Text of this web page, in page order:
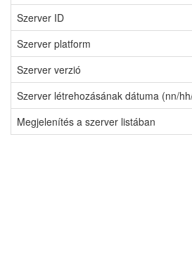
Szerver ID
Szerver platform
Szerver verzió
Szerver létrehozásának dátuma (nn/
Megjelenítés a szerver listában